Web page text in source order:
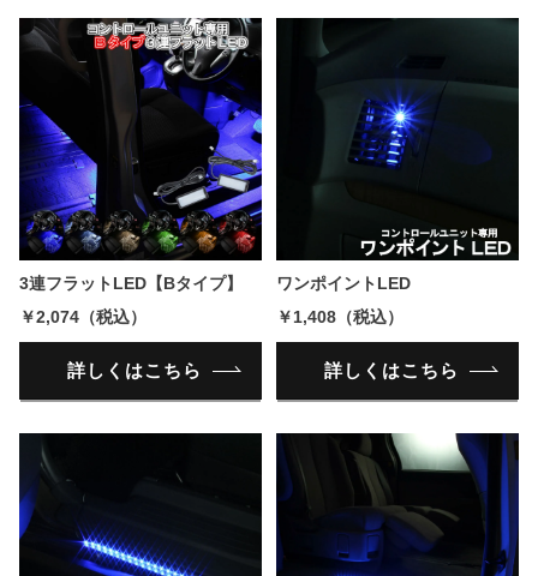
3連フラットLED【Bタイプ】
￥2,074（税込）
詳しくはこちら
ワンポイントLED
￥1,408（税込）
詳しくはこちら